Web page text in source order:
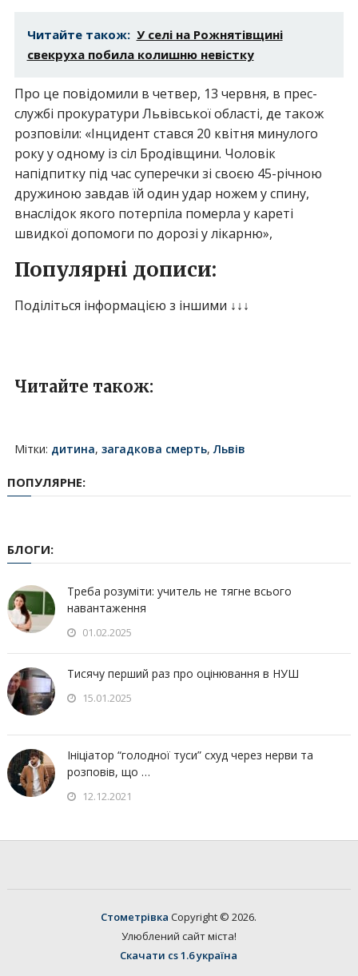
Читайте також: У селі на Рожнятівщині
свекруха побила колишню невістку
Про це повідомили в четвер, 13 червня, в прес-
службі прокуратури Львівської області, де також
розповіли: «Інцидент стався 20 квітня минулого
року у одному із сіл Бродівщини. Чоловік
напідпитку під час суперечки зі своєю 45-річною
дружиною завдав їй один удар ножем у спину,
внаслідок якого потерпіла померла у кареті
швидкої допомоги по дорозі у лікарню»,
Популярні дописи:
Поділіться інформацією з іншими ↓↓↓
Читайте також:
Мітки: дитина, загадкова смерть,Львів
ПОПУЛЯРНЕ:
БЛОГИ:
Треба розуміти: учитель не тягне всього
навантаження
01.02.2025
Тисячу перший раз про оцінювання в НУШ
15.01.2025
Ініціатор “голодної туси” схуд через нерви та
розповів, що …
12.12.2021
Стометрівка Copyright © 2026.
Улюблений сайт міста!
Скачати cs 1.6 україна